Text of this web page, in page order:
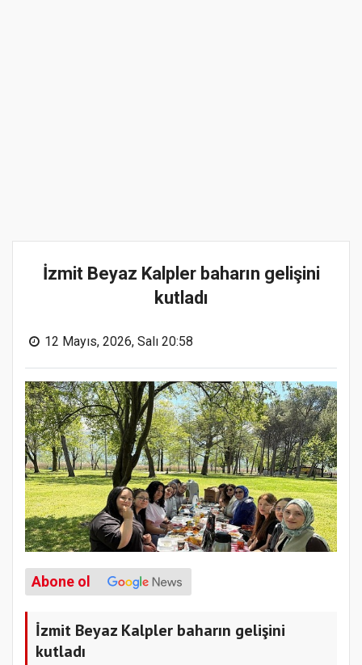
İzmit Beyaz Kalpler baharın gelişini
kutladı
12 Mayıs, 2026, Salı 20:58
Abone ol
İzmit Beyaz Kalpler baharın gelişini
kutladı